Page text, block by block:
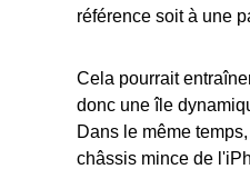
référence soit à une
Cela pourrait
donc une île
Dans le même
châssis mince de